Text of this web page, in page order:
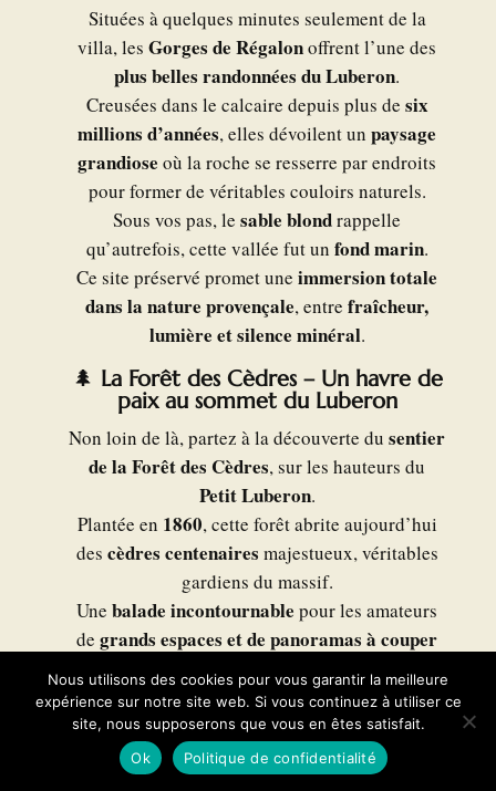
Situées à quelques minutes seulement de la
villa, lesGorges de Régalonoffrent l’une des
plus belles randonnées du Luberon.
Creusées dans le calcaire depuis plus de six
millions d’années, elles dévoilent unpaysage
grandiose où la roche se resserre par endroits
pour former de véritables couloirs naturels.
Sous vos pas, lesable blondrappelle
qu’autrefois, cette vallée fut un fond marin.
Ce site préservé promet uneimmersion totale
dans la nature provençale, entrefraîcheur,
lumière et silence minéral.
🌲 La Forêt des Cèdres – Un havre de
paix au sommet du Luberon
Non loin de là, partez à la découverte dusentier
de la Forêt des Cèdres, sur les hauteurs du
Petit Luberon.
Plantée en 1860, cette forêt abrite aujourd’hui
des cèdres centenaires majestueux, véritables
gardiens du massif.
Unebalade incontournable pour les amateurs
degrands espaces et de panoramas à couper
Depuis lebelvédère, la vue s’étend sur tout le
Parc naturel du Luberon , offrant unesensation
de sérénité et d’évasion absolue.
Nous utilisons des cookies pour vous garantir la meilleure
expérience sur notre site web. Si vous continuez à utiliser ce
site, nous supposerons que vous en êtes satisfait.
Ok
Politique de confidentialité